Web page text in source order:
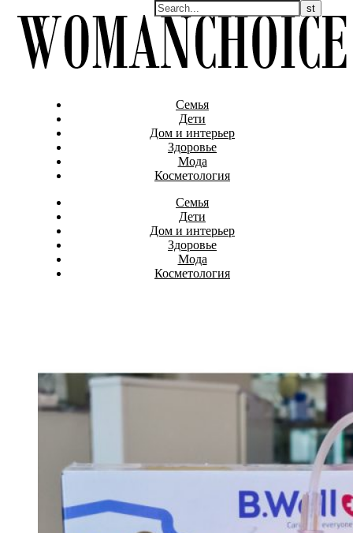
Семья
Дети
Дом и интерьер
Здоровье
Мода
Косметология
Семья
Дети
Дом и интерьер
Здоровье
Мода
Косметология